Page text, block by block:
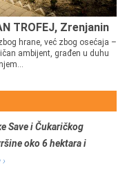
TROFEJ, Zrenjanin
hrane, već zbog osećaja –
ambijent, građen u duhu
Save i Čukaričkog
oko 6 hektara i